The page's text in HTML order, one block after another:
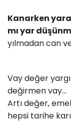
Kanarken
mı yar
yılmadan can
Vay değer
değirmen vay…
Artı değer,
hepsi tarihe